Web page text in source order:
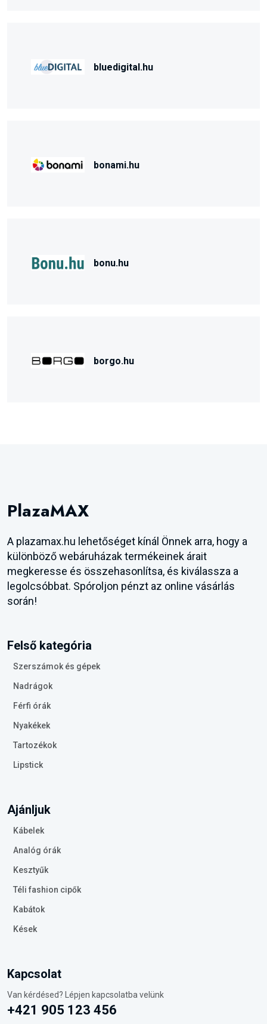
bluedigital.hu
bonami.hu
bonu.hu
borgo.hu
PlazaMAX
A plazamax.hu lehetőséget kínál Önnek arra, hogy a
különböző webáruházak termékeinek árait
megkeresse és összehasonlítsa, és kiválassza a
legolcsóbbat. Spóroljon pénzt az online vásárlás
során!
Felső kategória
Szerszámok és gépek
Nadrágok
Férfi órák
Nyakékek
Tartozékok
Lipstick
Ajánljuk
Kábelek
Analóg órák
Kesztyűk
Téli fashion cipők
Kabátok
Kések
Kapcsolat
Van kérdésed? Lépjen kapcsolatba velünk
+421 905 123 456